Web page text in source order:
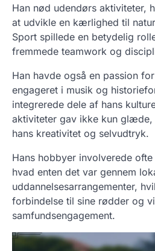
Han nød udendørs aktiviteter,
at udvikle en kærlighed til
Sport spillede en betydelig
fremmede teamwork og
Han havde også en passion
engageret i musik og
integrerede dele af hans
aktiviteter gav ikke kun glæde,
hans kreativitet og selvudtryk.
Hans hobbyer involverede
hvad enten det var gennem
uddannelsesarrangementer,
forbindelse til sine rødder og
samfundsengagement.